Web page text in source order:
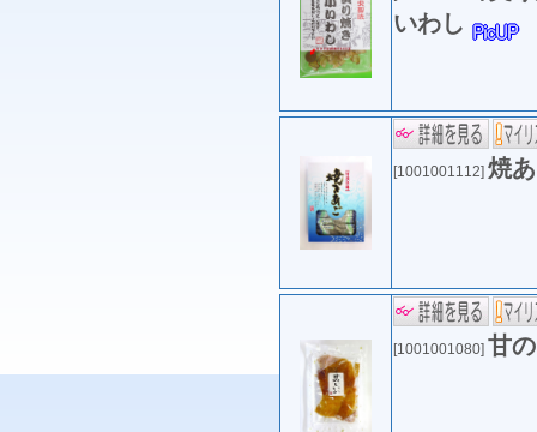
いわし
[1001001112] 焼
[1001001080] 甘